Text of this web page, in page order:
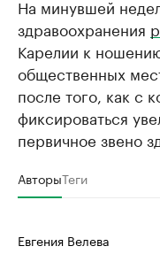
На минувшей
здравоохранения
Карелии к
общественных
после того, как с
фиксироваться
первичное звено
АвторыТеги
Евгения Велева